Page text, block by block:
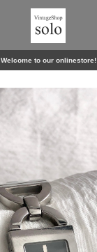
Welcome to our onlinestore!